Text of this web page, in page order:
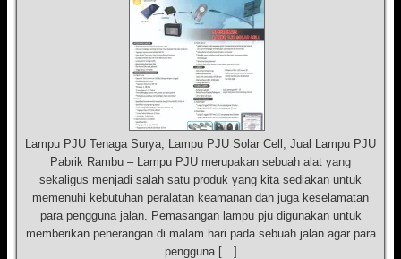
Lampu PJU Tenaga Surya, Lampu PJU Solar Cell, Jual Lampu PJU
Pabrik Rambu – Lampu PJU merupakan sebuah alat yang
sekaligus menjadi salah satu produk yang kita sediakan untuk
memenuhi kebutuhan peralatan keamanan dan juga keselamatan
para pengguna jalan. Pemasangan lampu pju digunakan untuk
memberikan penerangan di malam hari pada sebuah jalan agar para
pengguna […]